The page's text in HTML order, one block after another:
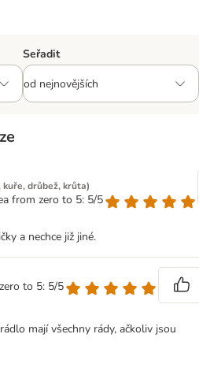
Seřadit
drůbež, krůta)
from zero to 5: 5/5
a nechce již jiné.
to 5: 5/5
mají všechny rády, ačkoliv jsou